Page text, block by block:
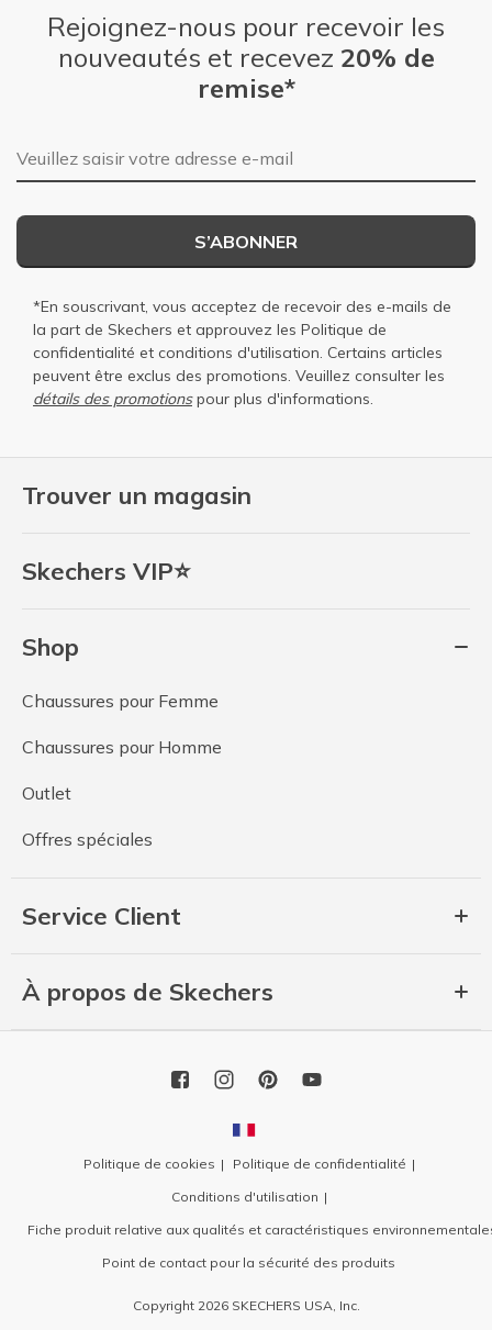
Trouver un magasin
Skechers VIP⭐
Shop
Chaussures pour Femme
Chaussures pour Homme
Outlet
Offres spéciales
Service Client
À propos de Skechers
Rejoignez-nous pour recevoir les
nouveautés et recevez 20% de
remise*
Adresse e-mail
S’ABONNER
*En souscrivant, vous acceptez de recevoir des e-mails de
la part de Skechers et approuvez les Politique de
confidentialité et conditions d'utilisation. Certains articles
peuvent être exclus des promotions. Veuillez consulter les
détails des promotionspour plus d'informations.
Politique de cookies
Politique de confidentialité
Conditions d'utilisation
Fiche produit relative aux qualités et caractéristiques
Point de contact pour la sécurité des produits
Copyright 2026 SKECHERS USA, Inc.